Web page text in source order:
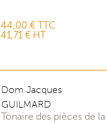
44,00 € TTC
41,71 € HT
Dom Jacques
GUILMARD
Tonaire des pièces de la